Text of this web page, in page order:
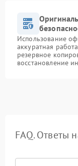
Использование
аккуратная
резервное
восстановление
FAQ. Ответы